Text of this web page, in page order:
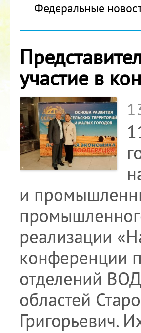
Федеральные
участие в
и
реализации
конференции
отделений
областей
Григорьевич.